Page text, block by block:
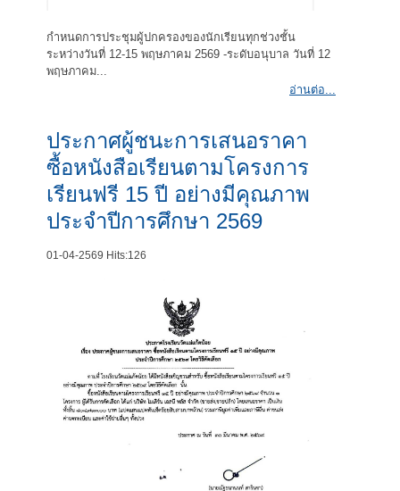
กำหนดการประชุมผู้ปกครองของนักเรียนทุกช่วงชั้น
ระหว่างวันที่ 12-15 พฤษภาคม 2569 -ระดับอนุบาล วันที่ 12
พฤษภาคม...
อ่านต่อ...
ประกาศผู้ชนะการเสนอราคา
ซื้อหนังสือเรียนตามโครงการ
เรียนฟรี 15 ปี อย่างมีคุณภาพ
ประจำปีการศึกษา 2569
01-04-2569 Hits:126